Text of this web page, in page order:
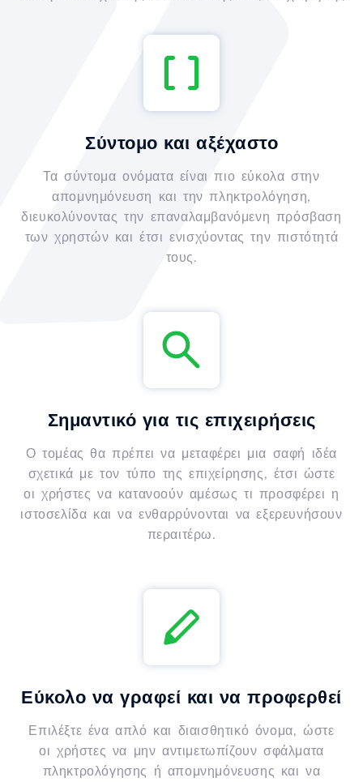
Σύντομο και αξέχαστο
Τα σύντομα ονόματα είναι πιο εύκολα στην
απομνημόνευση και την πληκτρολόγηση,
διευκολύνοντας την επαναλαμβανόμενη πρόσβαση
των χρηστών και έτσι ενισχύοντας την πιστότητά
τους.
Σημαντικό για τις επιχειρήσεις
Ο τομέας θα πρέπει να μεταφέρει μια σαφή ιδέα
σχετικά με τον τύπο της επιχείρησης, έτσι ώστε
οι χρήστες να κατανοούν αμέσως τι προσφέρει η
ιστοσελίδα και να ενθαρρύνονται να εξερευνήσουν
περαιτέρω.
Εύκολο να γραφεί και να προφερθεί
Επιλέξτε ένα απλό και διαισθητικό όνομα, ώστε
οι χρήστες να μην αντιμετωπίζουν σφάλματα
πληκτρολόγησης ή απομνημόνευσης και να